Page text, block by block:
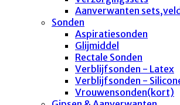
Aanverwanten
Sonden
Aspiratiesonden
Glijmiddel
Rectale Sonden
Verblijfsonden - Latex
Verblijfsonden -
Vrouwensonden(kort)